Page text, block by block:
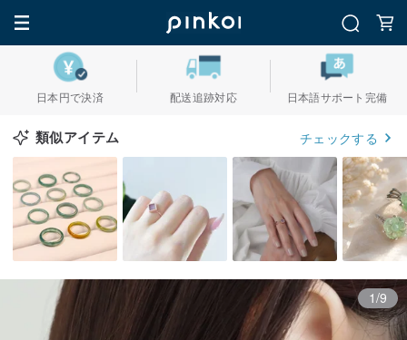
日本円で決済 配送追跡対応 日本語サポート完備
類似アイテム チェックする
1/9